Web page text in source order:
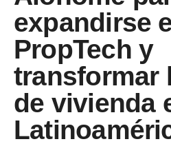
expandirse
PropTech y
transformar
de vivienda